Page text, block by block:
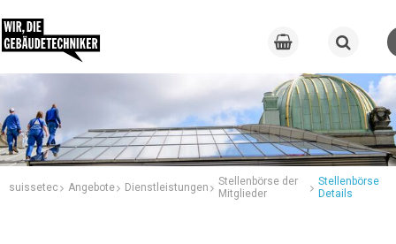
suissetec Angebote Dienstleistungen
Stellenbörse der
Mitglieder
Stellenbörse
Details